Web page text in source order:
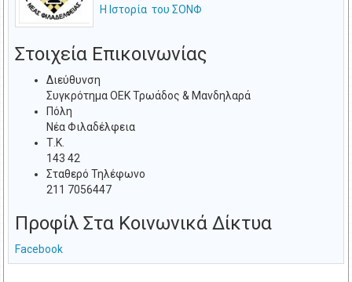
Η Ιστορία του ΣΟΝΦ
Στοιχεία Επικοινωνίας
Διεύθυνση
Συγκρότημα ΟΕΚ Τρωάδος & Μανδηλαρά
Πόλη
Νέα Φιλαδέλφεια
Τ.Κ.
143 42
Σταθερό Τηλέφωνο
211 7056447
Προφίλ Στα Κοινωνικά Δίκτυα
Facebook